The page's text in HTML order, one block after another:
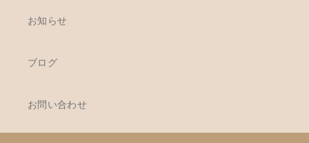
お知らせ
ブログ
お問い合わせ